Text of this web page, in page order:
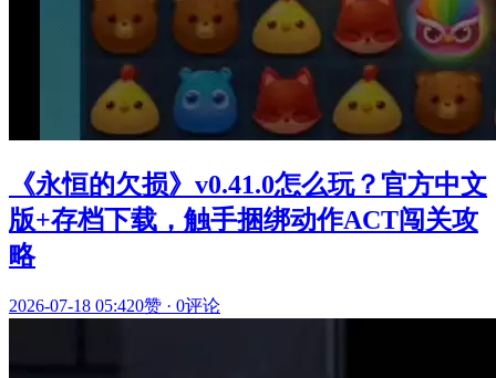
《永恒的欠损》v0.41.0怎么玩？官方中文
版+存档下载，触手捆绑动作ACT闯关攻
略
2026-07-18 05:420赞 · 0评论